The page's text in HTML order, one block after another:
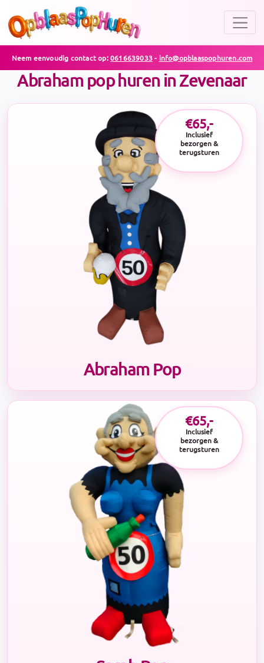
Neem eenvoudig contact op:0616639033- info@opblaaspophuren.com
Abraham pop huren in Zevenaar
€65,-
Inclusief
bezorgen &
terugsturen
Abraham Pop
€65,-
Inclusief
bezorgen &
terugsturen